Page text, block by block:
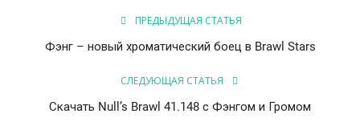
ПРЕДЫДУЩАЯ СТАТЬЯ
Фэнг – новый хроматический боец в Brawl Stars
СЛЕДУЮЩАЯ СТАТЬЯ
Скачать Null’s Brawl 41.148 с Фэнгом и Громом